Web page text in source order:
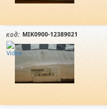
код: MIK0900-12389021